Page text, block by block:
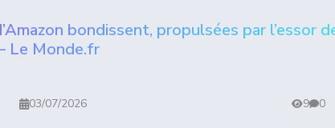
bondissent, propulsées par l’essor
Le Monde.fr
03/07/2026 9 0